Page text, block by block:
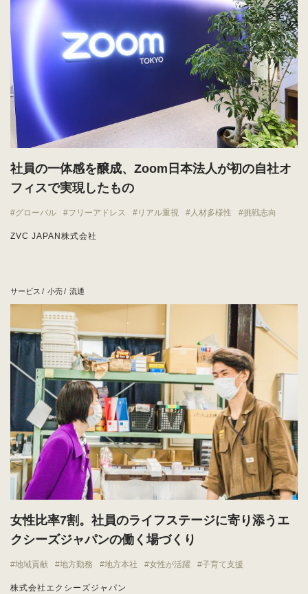
社員の一体感を醸成、Zoom日本法人が初の自社オ
フィスで実現したもの
グローバル フリーアドレス リアル重視 人材多様性 挑戦志向
ZVC JAPAN株式会社
サービス 小売 流通
女性比率7割。社員のライフステージに寄り添うエ
クシーズジャパンの働く場づくり
地域貢献 地方勤務 地方本社 女性が活躍 子育て支援
株式会社エクシーズジャパン